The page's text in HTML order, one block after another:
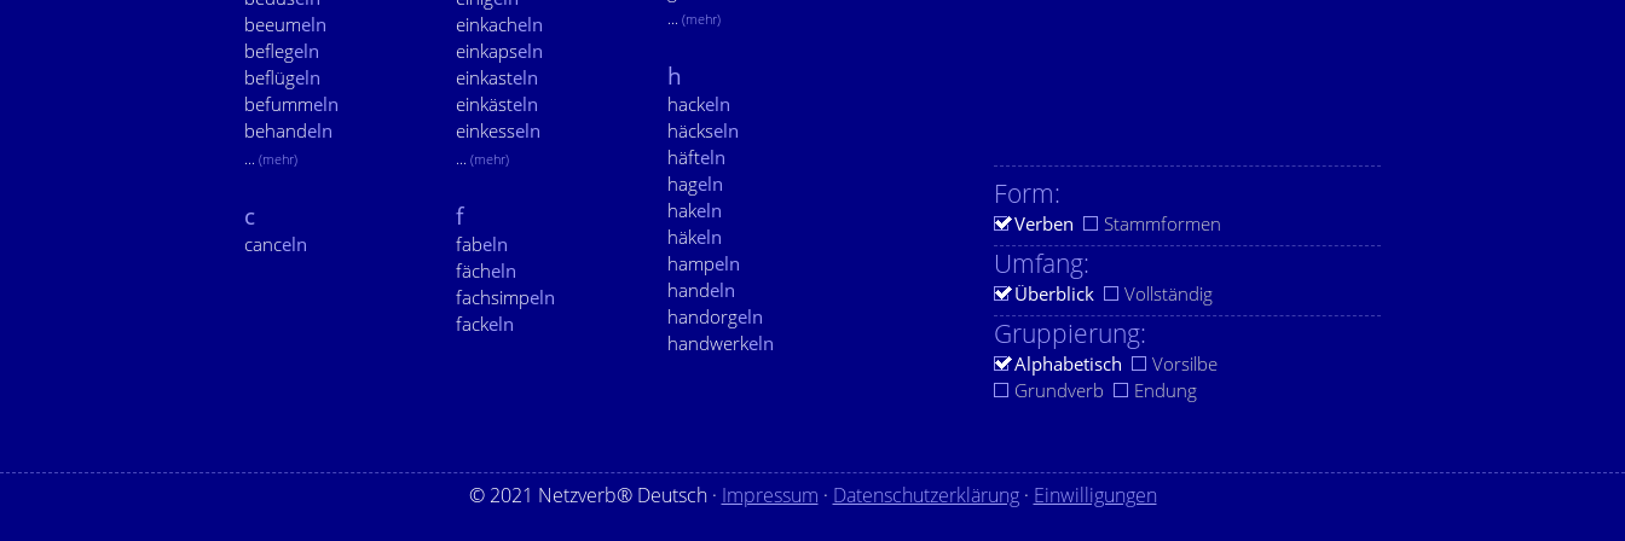
beeumeln
beflegeln
beflügeln
befummeln
behandeln
... (mehr)
c
canceln
einkacheln
einkapseln
einkasteln
einkästeln
einkesseln
... (mehr)
f
fabeln
fächeln
fachsimpeln
fackeln
... (mehr)
h
hackeln
häckseln
häfteln
hageln
hakeln
häkeln
hampeln
handeln
handorgeln
handwerkeln
Form:
Verben Stammformen
Umfang:
Überblick Vollständig
Gruppierung:
Alphabetisch
Vorsilbe
Grundverb
Endung
© 2021 Netzverb® Deutsch · Impressum · Datenschutzerklärung· Einwilligungen